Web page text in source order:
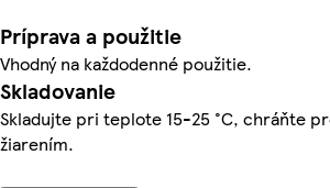
Príprava a použitie
Vhodný na každodenné použitie.
Skladovanie
Skladujte pri teplote 15-25 °C, chráňte
žiarením.